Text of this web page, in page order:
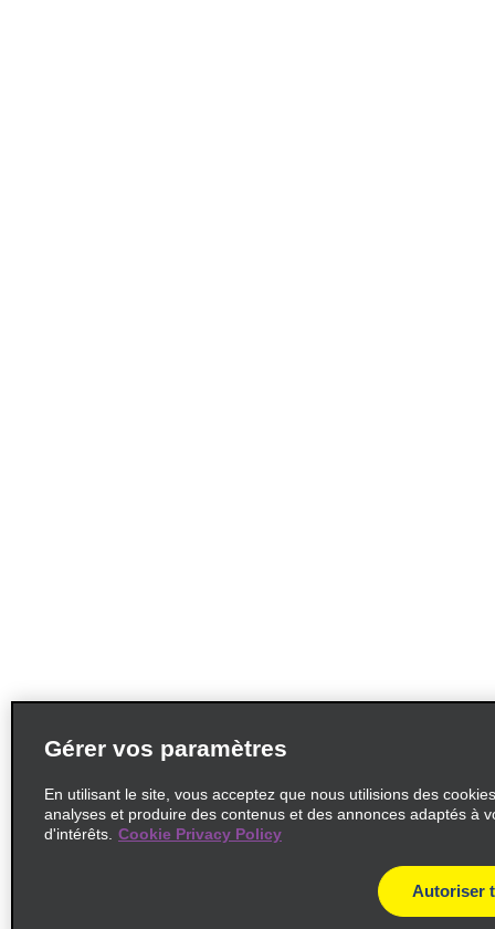
Gérer vos paramètres
En utilisant le site, vous acceptez que nous utilisions des
analyses et produire des contenus et des annonces adaptés à
d'intérêts. Cookie Privacy Policy
Autoriser